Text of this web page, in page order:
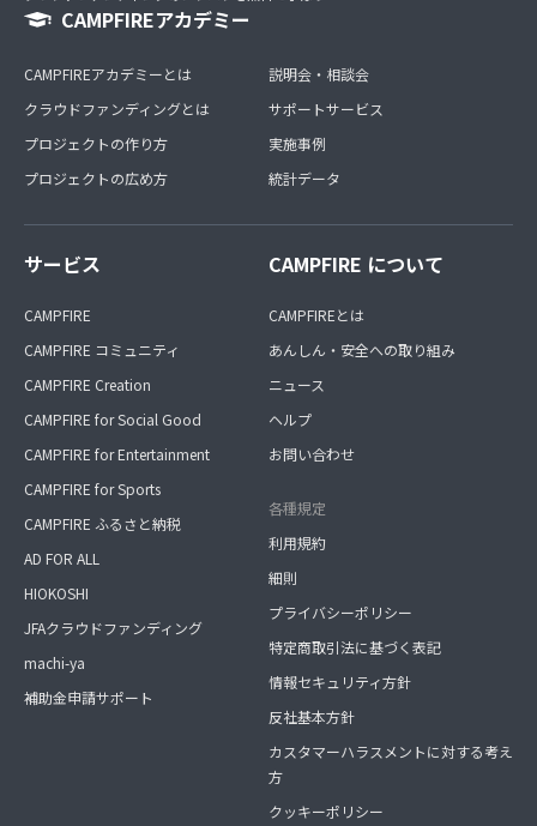
CAMPFIREアカデミー
CAMPFIREアカデミーとは
クラウドファンディングとは
プロジェクトの作り方
プロジェクトの広め方
説明会・相談会
サポートサービス
実施事例
統計データ
サービス
CAMPFIRE
CAMPFIRE コミュニティ
CAMPFIRE Creation
CAMPFIRE for Social Good
CAMPFIRE for Entertainment
CAMPFIRE for Sports
CAMPFIRE ふるさと納税
AD FOR ALL
HIOKOSHI
JFAクラウドファンディング
machi-ya
補助金申請サポート
CAMPFIRE について
CAMPFIREとは
あんしん・安全への取り組み
ニュース
ヘルプ
お問い合わせ
各種規定
利用規約
細則
プライバシーポリシー
特定商取引法に基づく表記
情報セキュリティ方針
反社基本方針
カスタマーハラスメントに対する考え
方
クッキーポリシー